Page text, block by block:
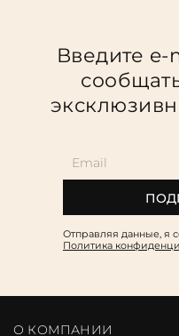
Введите
Отправляя данные, я
Политика
О КОМПАНИИ